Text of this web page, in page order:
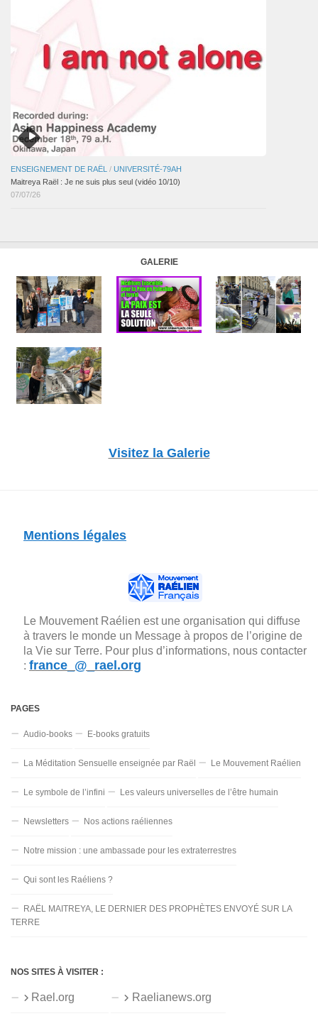
ENSEIGNEMENT DE RAËL / UNIVERSITÉ-79AH
Maitreya Raël : Je ne suis plus seul (vidéo 10/10)
07/07/26
GALERIE
Visitez la Galerie
Mentions légales
Le Mouvement Raélien est une organisation qui diffuse
à travers le monde un Message à propos de l’origine de
la Vie sur Terre. Pour plus d’informations, nous contacter
: france_@_rael.org
PAGES
Audio-books E-books gratuits
La Méditation Sensuelle enseignée par Raël Le Mouvement Raélien
Le symbole de l’infini Les valeurs universelles de l’être humain
Newsletters Nos actions raéliennes
Notre mission : une ambassade pour les extraterrestres
Qui sont les Raéliens ?
RAËL MAITREYA, LE DERNIER DES PROPHÈTES ENVOYÉ SUR LA
TERRE
NOS SITES À VISITER :
Rael.org Raelianews.org